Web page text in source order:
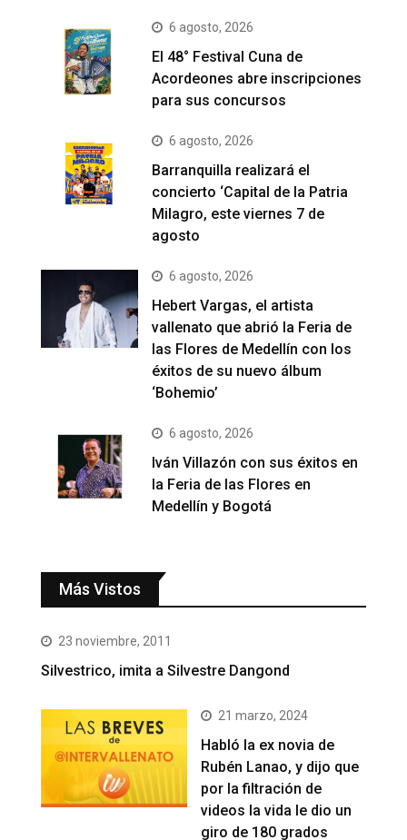
6 agosto, 2026
El 48° Festival Cuna de
Acordeones abre inscripciones
para sus concursos
6 agosto, 2026
Barranquilla realizará el
concierto ‘Capital de la Patria
Milagro, este viernes 7 de
agosto
6 agosto, 2026
Hebert Vargas, el artista
vallenato que abrió la Feria de
las Flores de Medellín con los
éxitos de su nuevo álbum
‘Bohemio’
6 agosto, 2026
Iván Villazón con sus éxitos en
la Feria de las Flores en
Medellín y Bogotá
Más Vistos
23 noviembre, 2011
Silvestrico, imita a Silvestre Dangond
21 marzo, 2024
Habló la ex novia de
Rubén Lanao, y dijo que
por la filtración de
videos la vida le dio un
giro de 180 grados